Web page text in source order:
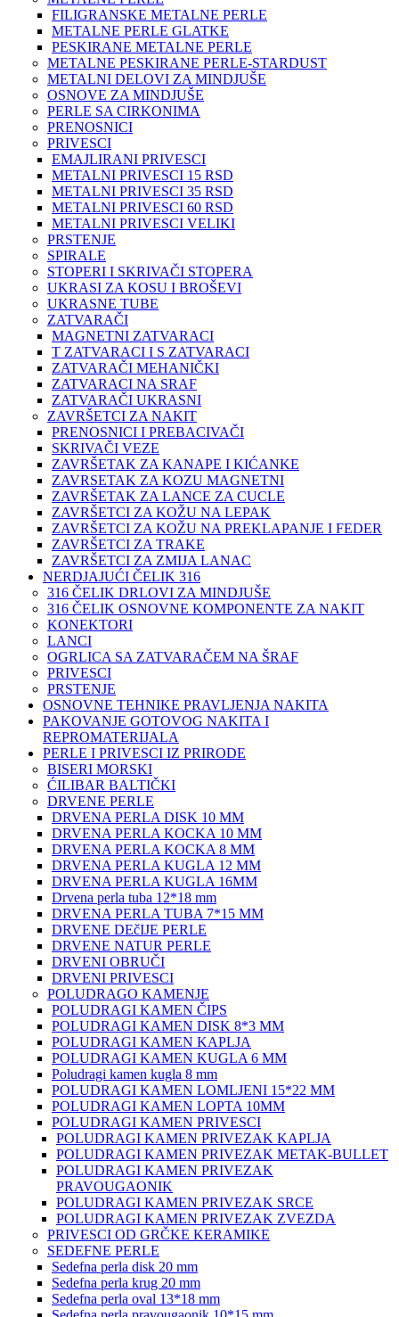
FILIGRANSKE METALNE PERLE
METALNE PERLE GLATKE
PESKIRANE METALNE PERLE
METALNE PESKIRANE PERLE-STARDUST
METALNI DELOVI ZA MINDJUŠE
OSNOVE ZA MINDJUŠE
PERLE SA CIRKONIMA
PRENOSNICI
PRIVESCI
EMAJLIRANI PRIVESCI
METALNI PRIVESCI 15 RSD
METALNI PRIVESCI 35 RSD
METALNI PRIVESCI 60 RSD
METALNI PRIVESCI VELIKI
PRSTENJE
SPIRALE
STOPERI I SKRIVAČI STOPERA
UKRASI ZA KOSU I BROŠEVI
UKRASNE TUBE
ZATVARAČI
MAGNETNI ZATVARACI
T ZATVARACI I S ZATVARACI
ZATVARAČI MEHANIČKI
ZATVARACI NA SRAF
ZATVARAČI UKRASNI
ZAVRŠETCI ZA NAKIT
PRENOSNICI I PREBACIVAČI
SKRIVAČI VEZE
ZAVRŠETAK ZA KANAPE I KIĆANKE
ZAVRSETAK ZA KOZU MAGNETNI
ZAVRŠETAK ZA LANCE ZA CUCLE
ZAVRŠETCI ZA KOŽU NA LEPAK
ZAVRŠETCI ZA KOŽU NA PREKLAPANJE I FEDER
ZAVRŠETCI ZA TRAKE
ZAVRŠETCI ZA ZMIJA LANAC
NERDJAJUĆI ČELIK 316
316 ČELIK DRLOVI ZA MINDJUŠE
316 ČELIK OSNOVNE KOMPONENTE ZA NAKIT
KONEKTORI
LANCI
OGRLICA SA ZATVARAČEM NA ŠRAF
PRIVESCI
PRSTENJE
OSNOVNE TEHNIKE PRAVLJENJA NAKITA
PAKOVANJE GOTOVOG NAKITA I
REPROMATERIJALA
PERLE I PRIVESCI IZ PRIRODE
BISERI MORSKI
ĆILIBAR BALTIČKI
DRVENE PERLE
DRVENA PERLA DISK 10 MM
DRVENA PERLA KOCKA 10 MM
DRVENA PERLA KOCKA 8 MM
DRVENA PERLA KUGLA 12 MM
DRVENA PERLA KUGLA 16MM
Drvena perla tuba 12*18 mm
DRVENA PERLA TUBA 7*15 MM
DRVENE DEčIJE PERLE
DRVENE NATUR PERLE
DRVENI OBRUČI
DRVENI PRIVESCI
POLUDRAGO KAMENJE
POLUDRAGI KAMEN ČIPS
POLUDRAGI KAMEN DISK 8*3 MM
POLUDRAGI KAMEN KAPLJA
POLUDRAGI KAMEN KUGLA 6 MM
Poludragi kamen kugla 8 mm
POLUDRAGI KAMEN LOMLJENI 15*22 MM
POLUDRAGI KAMEN LOPTA 10MM
POLUDRAGI KAMEN PRIVESCI
POLUDRAGI KAMEN PRIVEZAK KAPLJA
POLUDRAGI KAMEN PRIVEZAK METAK-BULLET
POLUDRAGI KAMEN PRIVEZAK
PRAVOUGAONIK
POLUDRAGI KAMEN PRIVEZAK SRCE
POLUDRAGI KAMEN PRIVEZAK ZVEZDA
PRIVESCI OD GRČKE KERAMIKE
SEDEFNE PERLE
Sedefna perla disk 20 mm
Sedefna perla krug 20 mm
Sedefna perla oval 13*18 mm